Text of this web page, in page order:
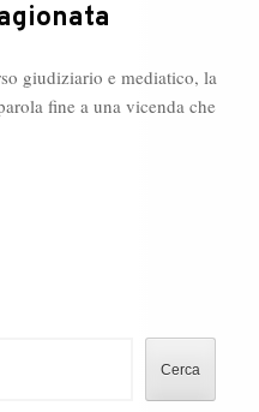
giudiziario e mediatico, la
fine a una vicenda che
Cerca